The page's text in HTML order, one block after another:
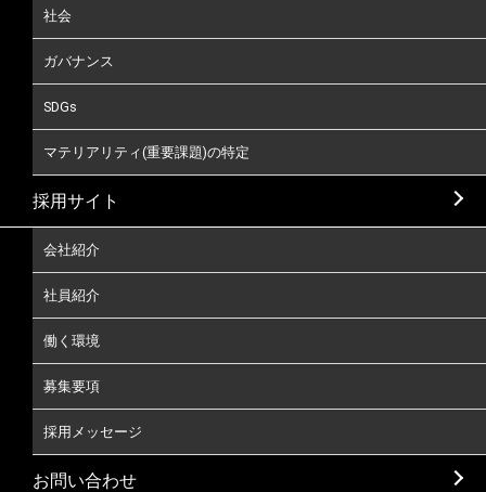
社会
ガバナンス
SDGs
マテリアリティ(重要課題)の特定
採用サイト
会社紹介
社員紹介
働く環境
募集要項
採用メッセージ
お問い合わせ